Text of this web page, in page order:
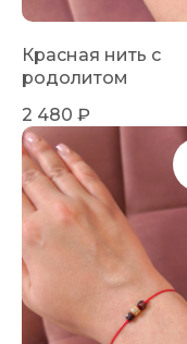
Красная нить с
родолитом
2 480 ₽